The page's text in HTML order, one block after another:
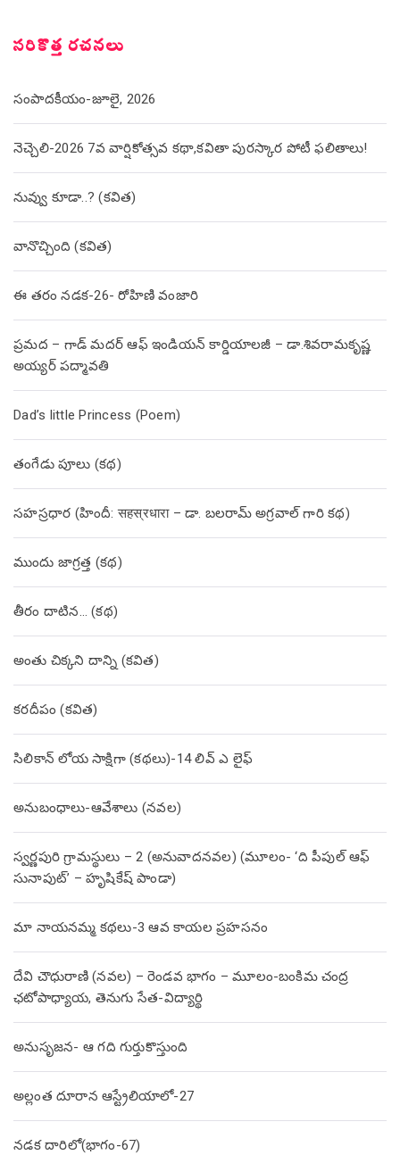
సరికొత్త రచనలు
సంపాదకీయం-జూలై, 2026
నెచ్చెలి-2026 7వ వార్షికోత్సవ కథా,కవితా పురస్కార పోటీ ఫలితాలు!
నువ్వు కూడా..? (కవిత)
వానొచ్చింది (కవిత)
ఈ తరం నడక-26- రోహిణి వంజారి
ప్రమద – గాడ్ మదర్ ఆఫ్ ఇండియన్ కార్డియాలజీ – డా.శివరామకృష్ణ
అయ్యర్ పద్మావతి
Dad’s little Princess (Poem)
తంగేడు పూలు (క‌థ‌)
సహస్రధార (హిందీ: सहस्रधारा – డా. బలరామ్ అగ్రవాల్ గారి కథ)
ముందు జాగ్రత్త (క‌థ‌)
తీరం దాటిన… (క‌థ‌)
అంతు చిక్కని దాన్ని (కవిత)
కరదీపం (కవిత)
సిలికాన్ లోయ సాక్షిగా (కథలు)-14 లివ్ ఎ లైఫ్
అనుబంధాలు-ఆవేశాలు (నవల)
స్వర్ణపురి గ్రామస్థులు – 2 (అనువాదనవల) (మూలం- ‘ది పీపుల్ ఆఫ్
సునాపుట్’ – హృషికేష్ పాండా)
మా నాయనమ్మ కథలు-3 ఆవ కాయల ప్రహసనం
దేవి చౌధురాణి (నవల) – రెండవ భాగం – మూలం-బంకిమ చంద్ర
ఛటోపాధ్యాయ, తెనుగు సేత-విద్యార్థి
అనుసృజన- ఆ గది గుర్తుకొస్తుంది
అల్లంత దూరాన ఆస్ట్రేలియాలో-27
నడక దారిలో(భాగం-67)